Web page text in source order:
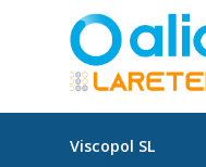
Viscopol SL